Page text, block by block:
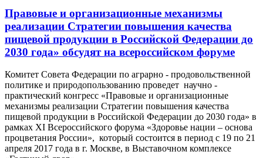
Правовые и организационные механизмы
реализации Стратегии повышения качества
пищевой продукции в Российской Федерации до
2030 года» обсудят на всероссийском форуме
Комитет Совета Федерации по аграрно - продовольственной
политике и природопользованию проведет научно -
практический конгресс «Правовые и организационные
механизмы реализации Стратегии повышения качества
пищевой продукции в Российской Федерации до 2030 года» в
рамках XI Всероссийского форума «Здоровье нации – основа
процветания России», который состоится в период с 19 по 21
апреля 2017 года в г. Москве, в Выставочном комплексе